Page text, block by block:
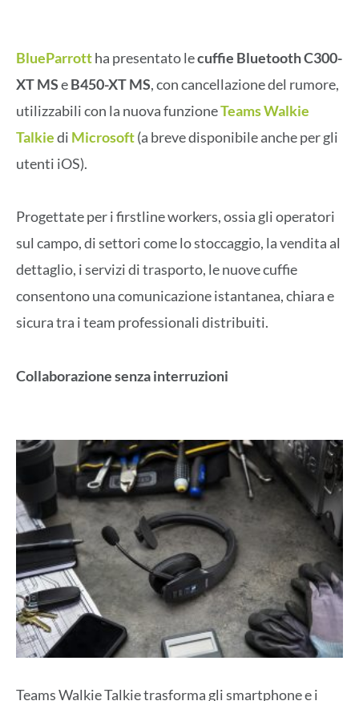
BlueParrottha presentato lecuffie Bluetooth C300-
XT MSeB450-XT MS, con cancellazione del rumore,
utilizzabili con la nuova funzioneTeams Walkie
Talkiedi Microsoft(a breve disponibile anche per gli
utenti iOS).
Progettate per i firstline workers, ossia gli operatori
sul campo, di settori come lo stoccaggio, la vendita al
dettaglio, i servizi di trasporto, le nuove cuffie
consentono una comunicazione istantanea, chiara e
sicura tra i team professionali distribuiti.
Collaborazione senza interruzioni
Teams Walkie Talkie trasforma gli smartphone e i